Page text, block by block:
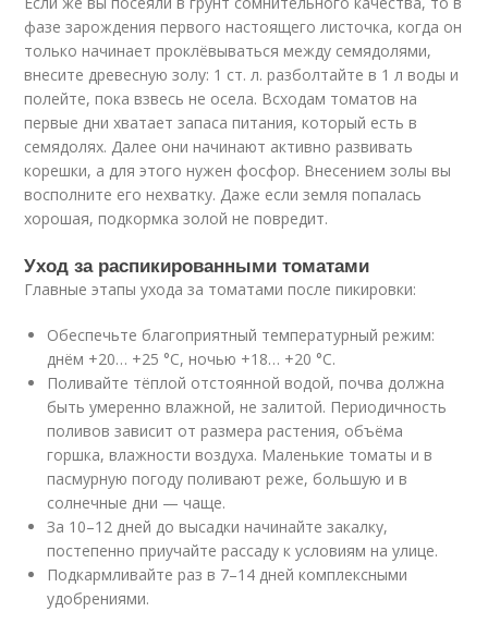
фазе зарождения первого настоящего листочка, когда он
только начинает проклёвываться между семядолями,
внесите древесную золу: 1 ст. л. разболтайте в 1 л воды и
полейте, пока взвесь не осела. Всходам томатов на
первые дни хватает запаса питания, который есть в
семядолях. Далее они начинают активно развивать
корешки, а для этого нужен фосфор. Внесением золы вы
восполните его нехватку. Даже если земля попалась
хорошая, подкормка золой не повредит.
Уход за распикированными томатами
Главные этапы ухода за томатами после пикировки:
Обеспечьте благоприятный температурный режим:
днём +20… +25 °C, ночью +18… +20 °C.
Поливайте тёплой отстоянной водой, почва должна
быть умеренно влажной, не залитой. Периодичность
поливов зависит от размера растения, объёма
горшка, влажности воздуха. Маленькие томаты и в
пасмурную погоду поливают реже, большую и в
солнечные дни — чаще.
За 10–12 дней до высадки начинайте закалку,
постепенно приучайте рассаду к условиям на улице.
Подкармливайте раз в 7–14 дней комплексными
удобрениями.